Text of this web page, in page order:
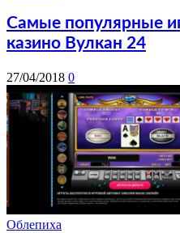
Самые популярные
казино Вулкан 24
27/04/2018 0
Облепиха